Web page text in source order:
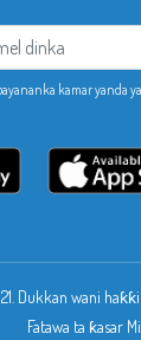
kamar yanda
Dukkan wani
Fatawa ta ƙasar